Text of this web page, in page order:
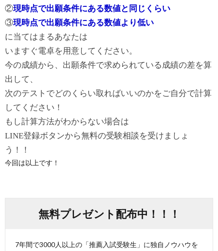
②現時点で出願条件にある数値と同じくらい
③現時点で出願条件にある数値より低い
に当てはまるあなたは
いますぐ電卓を用意してください。
今の成績から、出願条件で求められている成績の差を算
出して、
次のテストでどのくらい取ればいいのかをご自分で計算
してくださ い！
もし計算方法がわからない場合は
LINE登録ボタンから無料の受験相談を受け ましょ
う！！
今回は以上です！
無料プレゼント配布中！！！
7年間で3000人以上の「推薦入試受験生」に独自ノウハウを